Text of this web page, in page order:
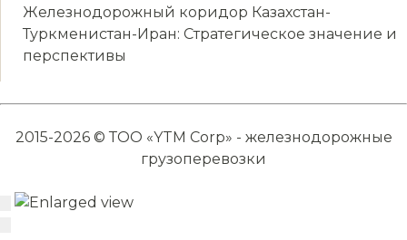
Железнодорожный коридор Казахстан-
Туркменистан-Иран: Стратегическое значение и
перспективы
2015-2026 © ТОО «YTM Corp» - железнодорожные
грузоперевозки